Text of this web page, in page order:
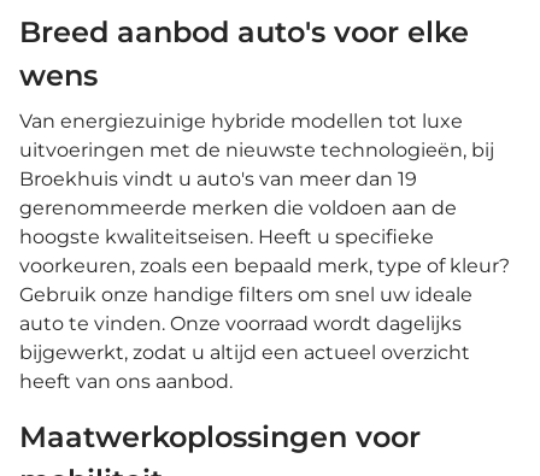
Breed aanbod auto's voor elke
wens
Van energiezuinige hybride modellen tot luxe
uitvoeringen met de nieuwste technologieën, bij
Broekhuis vindt u auto's van meer dan 19
gerenommeerde merken die voldoen aan de
hoogste kwaliteitseisen. Heeft u specifieke
voorkeuren, zoals een bepaald merk, type of kleur?
Gebruik onze handige filters om snel uw ideale
auto te vinden. Onze voorraad wordt dagelijks
bijgewerkt, zodat u altijd een actueel overzicht
heeft van ons aanbod.
Maatwerkoplossingen voor